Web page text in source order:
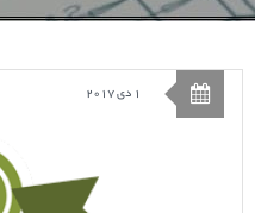
1 دی 2017